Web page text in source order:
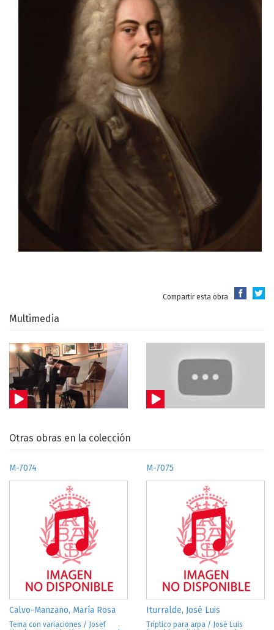
Compartir esta obra
Multimedia
Otras obras en la colección
M-7074
Calvo-Manzano, María Rosa
Tema con variaciones / Josef
M-7075
Iturralde, José Luis
Tríptico para arpa / José Luis